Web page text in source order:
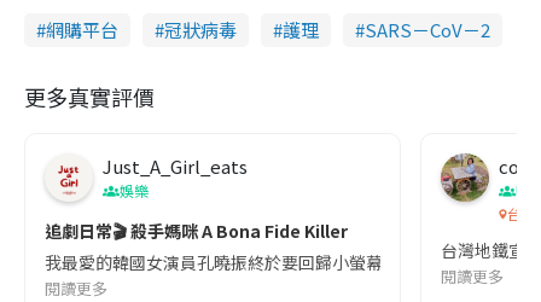
網購平台
冠狀病毒 護理 SARS－CoV－2
更多真實評價
Just_A_Girl_eats
娛樂
追劇日常🎬 殺手媽咪 A Bona Fide Killer
我最愛的韓國女演員孔曉振終於要回歸小螢幕啦!這次的劇本改編
閱讀更多
co
吹
台灣
台灣地鐵宣
閱讀更多